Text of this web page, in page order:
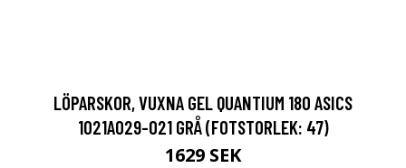
LÖPARSKOR, VUXNA GEL QUANTIUM 180 ASICS
1021A029-021 GRÅ (FOTSTORLEK: 47)
1629 SEK